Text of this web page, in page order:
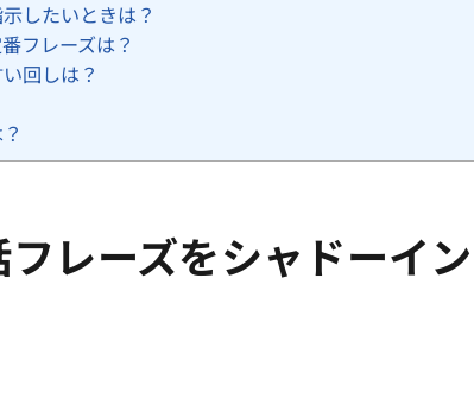
したいときは？
フレーズは？
回しは？
レーズをシャドーイ